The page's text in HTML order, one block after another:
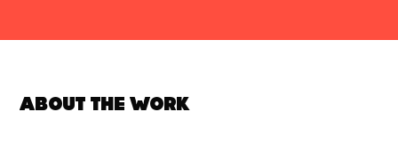
About the work